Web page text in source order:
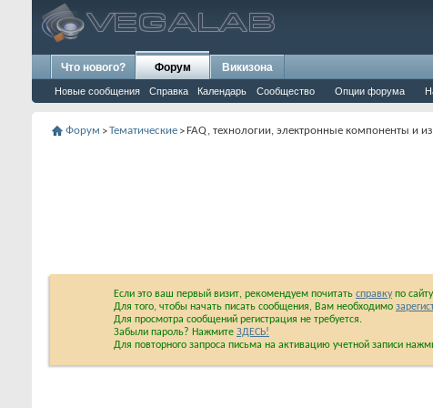
Что нового? Форум
Новые сообщения Справка Календарь Сообщество Опции форума
Викизона
Форум >Тематические >FAQ, технологии, электронные компоненты и
Если это ваш первый визит, рекомендуем почитать справкупо
Для того, чтобы начать писать сообщения, Вам необходимо
Для просмотра сообщений регистрация не требуется.
Забыли пароль? Нажмите ЗДЕСЬ!
Для повторного запроса письма на активацию учетной записи